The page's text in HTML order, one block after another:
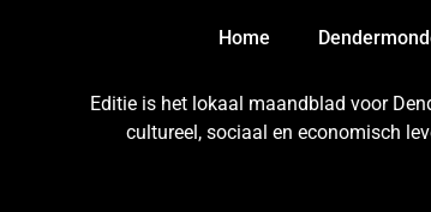
Home
Editie is het lokaal maandblad voor
cultureel, sociaal en economisch